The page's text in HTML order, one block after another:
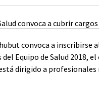
convoca a inscribirse
Equipo de Salud 2018,
dirigido a